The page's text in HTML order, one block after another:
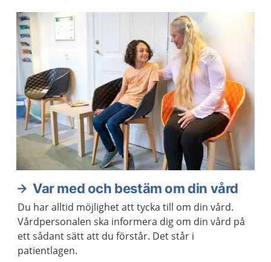
Var med och bestäm om din vård
Du har alltid möjlighet att tycka till om din vård.
Vårdpersonalen ska informera dig om din vård på
ett sådant sätt att du förstår. Det står i
patientlagen.